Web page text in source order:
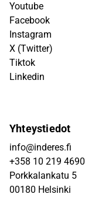
Youtube
Facebook
Instagram
X (Twitter)
Tiktok
Linkedin
Yhteystiedot
info@inderes.fi
+358 10 219 4690
Porkkalankatu 5
00180 Helsinki